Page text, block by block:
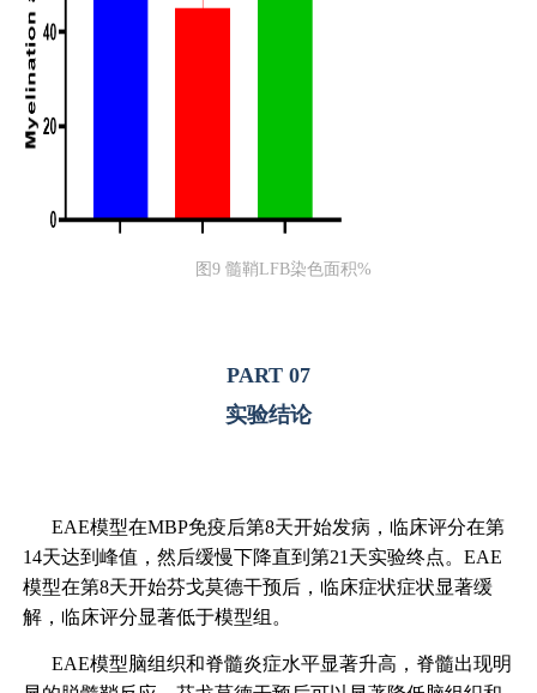
图9 髓鞘LFB染色面积%
PART 07
实验结论
EAE模型在MBP免疫后第8天开始发病，临床评分在第
14天达到峰值，然后缓慢下降直到第21天实验终点。EAE
模型在第8天开始芬戈莫德干预后，临床症状症状显著缓
解，临床评分显著低于模型组。
EAE模型脑组织和脊髓炎症水平显著升高，脊髓出现明